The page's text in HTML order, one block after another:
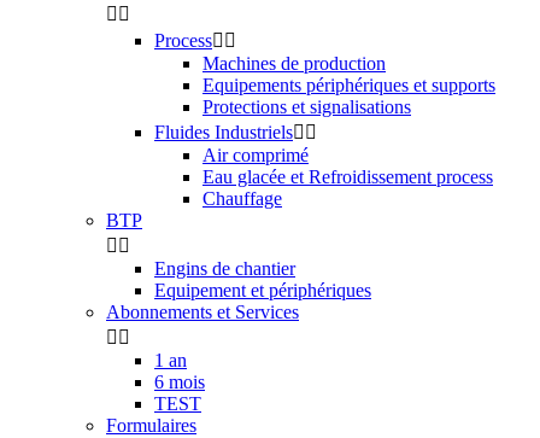
 
Process 
Machines de production
Equipements périphériques et supports
Protections et signalisations
Fluides Industriels 
Air comprimé
Eau glacée et Refroidissement process
Chauffage
BTP
 
Engins de chantier
Equipement et périphériques
Abonnements et Services
 
1 an
6 mois
TEST
Formulaires